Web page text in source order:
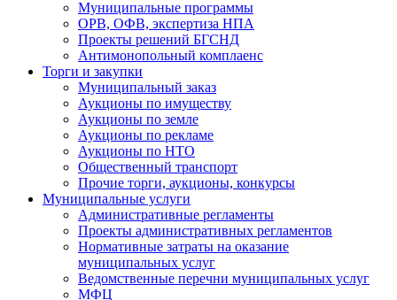
Муниципальные программы
ОРВ, ОФВ, экспертиза НПА
Проекты решений БГСНД
Антимонопольный комплаенс
Торги и закупки
Муниципальный заказ
Аукционы по имуществу
Аукционы по земле
Аукционы по рекламе
Аукционы по НТО
Общественный транспорт
Прочие торги, аукционы, конкурсы
Муниципальные услуги
Административные регламенты
Проекты административных регламентов
Нормативные затраты на оказание
муниципальных услуг
Ведомственные перечни муниципальных услуг
МФЦ